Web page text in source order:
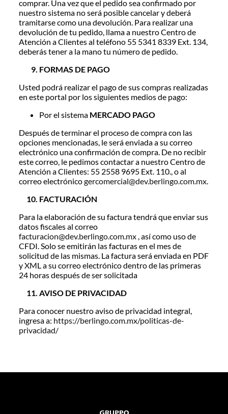
comprar. Una vez que el pedido sea confirmado por
nuestro sistema no será posible cancelar y deberá
tramitarse como una devolución. Para realizar una
devolución de tu pedido, llama a nuestro Centro de
Atención a Clientes al teléfono 55 5341 8339 Ext. 134,
deberás tener a la mano tu número de pedido.
FORMAS DE PAGO
Usted podrá realizar el pago de sus compras realizadas
en este portal por los siguientes medios de pago:
Por el sistema MERCADO PAGO
Después de terminar el proceso de compra con las
opciones mencionadas, le será enviada a su correo
electrónico una confirmación de compra. De no recibir
este correo, le pedimos contactar a nuestro Centro de
Atención a Clientes: 55 2558 9695 Ext. 110., o al
correo electrónicogercomercial@dev.berlingo.com.mx.
FACTURACIÓN
Para la elaboración de su factura tendrá que enviar sus
datos fiscales al correo
facturacion@dev.berlingo.com.mx, así como uso de
CFDI. Solo se emitirán las facturas en el mes de
solicitud de las mismas. La factura será enviada en PDF
y XML a su correo electrónico dentro de las primeras
24 horas después de ser solicitada
AVISO DE PRIVACIDAD
Para conocer nuestro aviso de privacidad integral,
ingresa a: https://berlingo.com.mx/politicas-de-
privacidad/